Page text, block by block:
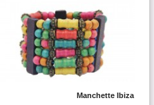
Manchette Ibiza